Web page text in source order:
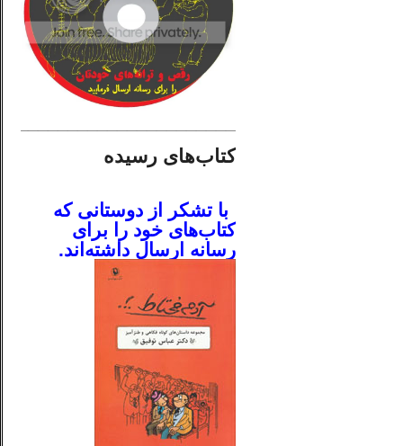
کتاب‌های رسیده
با تشکر از دوستانی که
کتاب‌های خود را برای
رسانه ارسال داشته‌اند.